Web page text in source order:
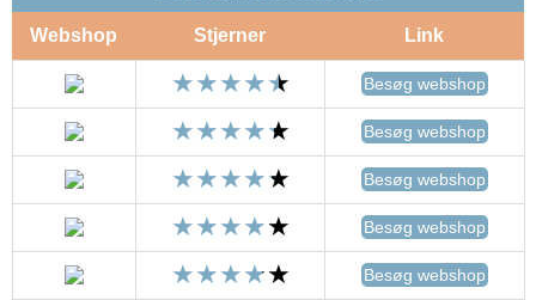
Webshop Stjerner Link
Besøg webshop
Besøg webshop
Besøg webshop
Besøg webshop
Besøg webshop